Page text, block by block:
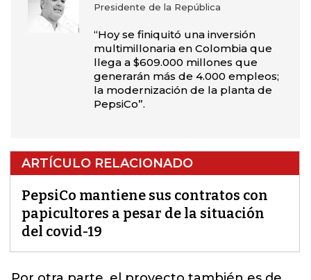
Presidente de la República
“Hoy se finiquitó una inversión
multimillonaria en Colombia que
llega a $609.000 millones que
generarán más de 4.000 empleos;
la modernización de la planta de
PepsiCo”.
ARTÍCULO RELACIONADO
PepsiCo mantiene sus contratos con
papicultores a pesar de la situación
del covid-19